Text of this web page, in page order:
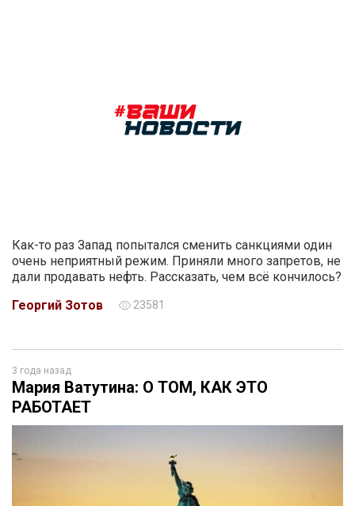
Как-то раз Запад попытался сменить санкциями один
очень неприятный режим. Приняли много запретов, не
дали продавать нефть. Рассказать, чем всё кончилось?
Георгий Зотов
23581
3 года назад
Мария Ватутина: О ТОМ, КАК ЭТО
РАБОТАЕТ